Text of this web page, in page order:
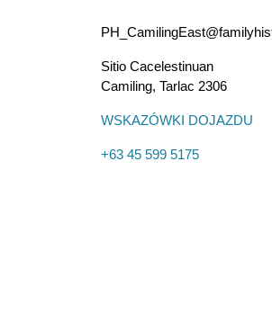
Sitio Cacelestinuan
Camiling, Tarlac 2306
WSKAZÓWKI DOJAZDU
+63 45 599 5175